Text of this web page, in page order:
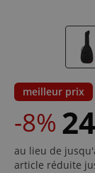
meilleur prix
-8% 24
au lieu de
article réduite